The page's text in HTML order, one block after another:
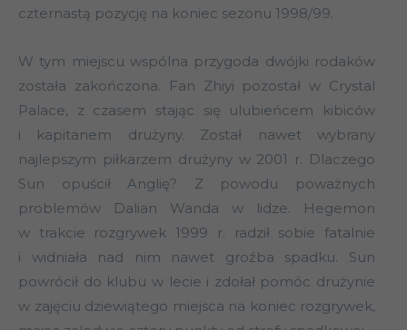
czternastą pozycję na koniec sezonu 1998/99.
W tym miejscu wspólna przygoda dwójki rodaków
została zakończona. Fan Zhiyi pozostał w Crystal
Palace, z czasem stając się ulubieńcem kibiców
i kapitanem drużyny. Został nawet wybrany
najlepszym piłkarzem drużyny w 2001 r. Dlaczego
Sun opuścił Anglię? Z powodu poważnych
problemów Dalian Wanda w lidze. Hegemon
w trakcie rozgrywek 1999 r. radził sobie fatalnie
i widniała nad nim nawet groźba spadku. Sun
powrócił do klubu w lecie i zdołał pomóc drużynie
w zajęciu dziewiątego miejsca na koniec rozgrywek,